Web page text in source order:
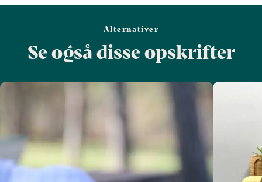
Alternativer
Se også disse opskrifter